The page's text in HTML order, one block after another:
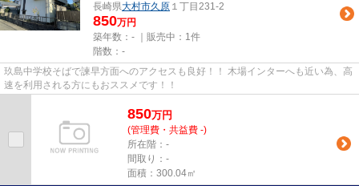
長崎県大村市久原 １丁目231-2
850万円
築年数：- ｜販売中： 1件
階数：-
玖島中学校そばで諫早方面へのアクセスも良好！！ 木場インターへも近い為、高
速を利用される方にもおススメです！！
850万円
(管理費・共益費 -)
所在階：-
間取り：-
面積：300.04㎡